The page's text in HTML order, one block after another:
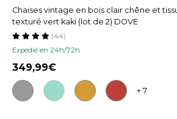
Chaises vintage en bois clair chêne et
texturé vert kaki (lot de 2) DOVE
Expedié en 24h/72h
(44)
349,99
+ 7